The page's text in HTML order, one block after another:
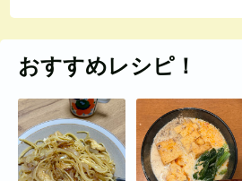
おすすめレシピ！